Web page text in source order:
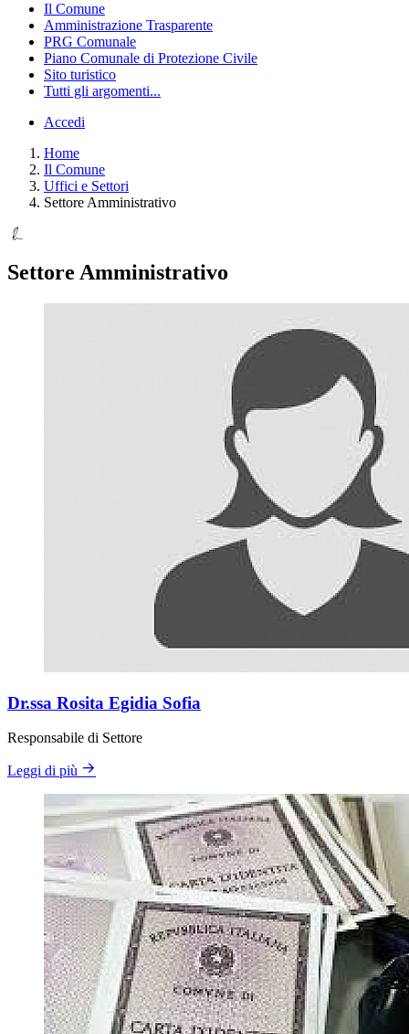
Il Comune
Amministrazione Trasparente
PRG Comunale
Piano Comunale di Protezione Civile
Sito turistico
Tutti gli argomenti...
Accedi
Home
Il Comune
Uffici e Settori
Settore Amministrativo
Settore Amministrativo
Dr.ssa Rosita Egidia Sofia
Responsabile di Settore
Leggi di più